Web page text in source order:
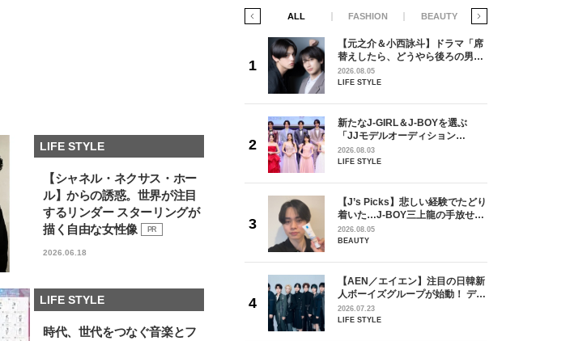
LIFE STYLE
【シャネル・ネクサス・ホー
ル】からの誘惑。世界が注目
するリンダー スターリングが
描く自由な女性像
PR
2026.06.18
LIFE STYLE
時代、世代をつなぐ音楽とフ
ALL FASHION BEAUTY
「JJモデルオーディション
2027」が募集開始！ 予選ブロッ
「新システム」に変わります
2026.08.03
【AEN／エイエン】注目の日韓新
人ボーイズグループが始動！ デビ
ュー目前のフレッシュな面々を独
2026.07.23
リカへ……オールラウンダーを目
指すダンサーは踊ることが好きす
vol.29 三宅啄未さん
【元之介＆小西詠斗】ドラマ「席
替えしたら、どうやら後ろの男が
どうやら俺のこと好きらしい」放
送記念インタビュー♡ 「自然と詠
2026.08.05
LIFE STYLE
新たなJ-GIRL＆J-BOYを選ぶ
「JJモデルオーディション
2027」が募集開始！ 予選ブロッ
クは候補生の“魅力”を重視した
2026.08.03
LIFE STYLE
【J’s Picks】悲しい経験でたどり
着いた…J-BOY三上龍の手放せな
い“オールインワン”アイテム〈ビ
ューティ＆ファッション夏の必需
2026.08.05
BEAUTY
【AEN／エイエン】注目の日韓新
人ボーイズグループが始動！ デビ
ュー目前のフレッシュな面々を独
占インタビュー。7人の魅力に迫
2026.07.23
LIFE STYLE